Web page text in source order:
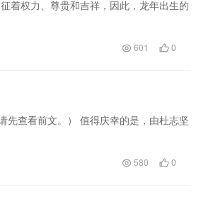
着权力、尊贵和吉祥，因此，龙年出生的
601 0
先查看前文。） 值得庆幸的是，由杜志坚
580 0